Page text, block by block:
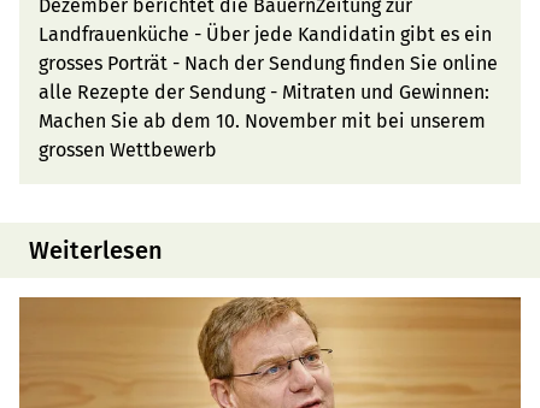
Dezember berichtet die BauernZeitung zur
Landfrauenküche - Über jede Kandidatin gibt es ein
grosses Porträt - Nach der Sendung finden Sie online
alle Rezepte der Sendung - Mitraten und Gewinnen:
Machen Sie ab dem 10. November mit bei unserem
grossen Wettbewerb
Weiterlesen